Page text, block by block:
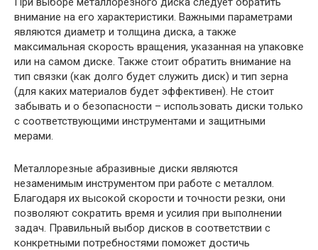
внимание на его характеристики. Важными параметрами
являются диаметр и толщина диска, а также
максимальная скорость вращения, указанная на упаковке
или на самом диске. Также стоит обратить внимание на
тип связки (как долго будет служить диск) и тип зерна
(для каких материалов будет эффективен). Не стоит
забывать и о безопасности – использовать диски только
с соответствующими инструментами и защитными
мерами.
Металлорезные абразивные диски являются
незаменимым инструментом при работе с металлом.
Благодаря их высокой скорости и точности резки, они
позволяют сократить время и усилия при выполнении
задач. Правильный выбор дисков в соответствии с
конкретными потребностями поможет достичь